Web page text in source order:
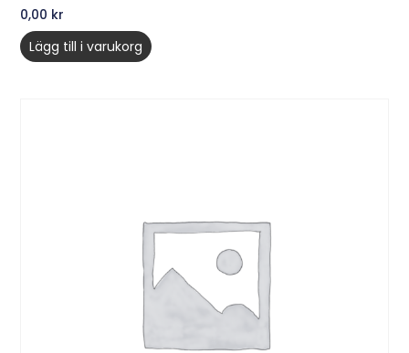
0,00 kr
Lägg till i varukorg